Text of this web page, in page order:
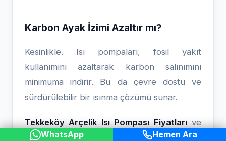
WhatsApp Hemen Ara
Karbon Ayak İzimi Azaltır mı?
Kesinlikle. Isı pompaları, fosil yakıt
kullanımını azaltarak karbon salınımını
minimuma indirir. Bu da çevre dostu ve
sürdürülebilir bir ısınma çözümü sunar.
Tekkeköy Arçelik Isı Pompası Fiyatlarıve
avantajları hakkında öğrendiklerinizle, eviniz